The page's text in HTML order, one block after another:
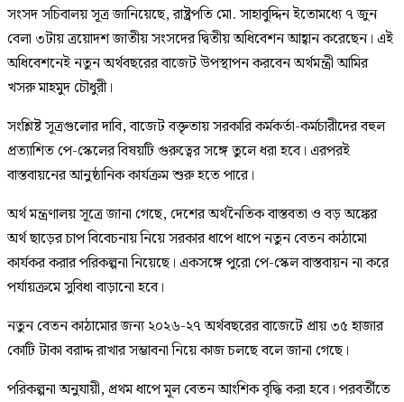
সংসদ সচিবালয় সূত্র জানিয়েছে, রাষ্ট্রপতি মো. সাহাবুদ্দিন ইতোমধ্যে ৭ জুন
বেলা ৩টায় ত্রয়োদশ জাতীয় সংসদের দ্বিতীয় অধিবেশন আহ্বান করেছেন। এই
অধিবেশনেই নতুন অর্থবছরের বাজেট উপস্থাপন করবেন অর্থমন্ত্রী আমির
খসরু মাহমুদ চৌধুরী।
সংশ্লিষ্ট সূত্রগুলোর দাবি, বাজেট বক্তৃতায় সরকারি কর্মকর্তা-কর্মচারীদের বহুল
প্রত্যাশিত পে-স্কেলের বিষয়টি গুরুত্বের সঙ্গে তুলে ধরা হবে। এরপরই
বাস্তবায়নের আনুষ্ঠানিক কার্যক্রম শুরু হতে পারে।
অর্থ মন্ত্রণালয় সূত্রে জানা গেছে, দেশের অর্থনৈতিক বাস্তবতা ও বড় অঙ্কের
অর্থ ছাড়ের চাপ বিবেচনায় নিয়ে সরকার ধাপে ধাপে নতুন বেতন কাঠামো
কার্যকর করার পরিকল্পনা নিয়েছে। একসঙ্গে পুরো পে-স্কেল বাস্তবায়ন না করে
পর্যায়ক্রমে সুবিধা বাড়ানো হবে।
নতুন বেতন কাঠামোর জন্য ২০২৬-২৭ অর্থবছরের বাজেটে প্রায় ৩৫ হাজার
কোটি টাকা বরাদ্দ রাখার সম্ভাবনা নিয়ে কাজ চলছে বলে জানা গেছে।
পরিকল্পনা অনুযায়ী, প্রথম ধাপে মূল বেতন আংশিক বৃদ্ধি করা হবে। পরবর্তীতে